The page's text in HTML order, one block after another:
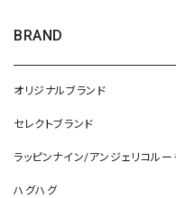
BRAND
オリジナルブランド
セレクトブランド
ラッピンナイン/アンジェリコルー
ハグハグ